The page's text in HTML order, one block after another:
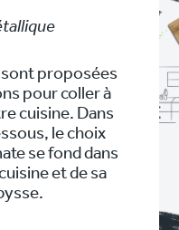
sont proposées
pour coller à
cuisine. Dans
le choix
se fond dans
et de sa